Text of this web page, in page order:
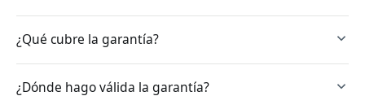
¿Qué cubre la garantía?
¿Dónde hago válida la garantía?